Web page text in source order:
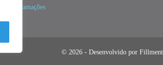
de Reclamações
© 2026 - Desenvolvido por